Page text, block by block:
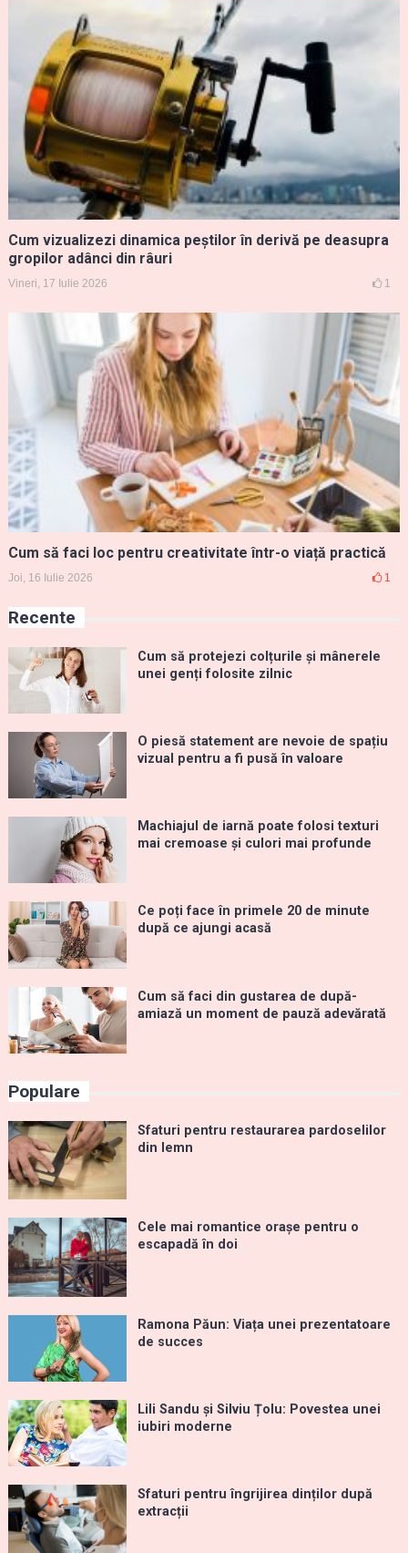
Cum vizualizezi dinamica peștilor în derivă pe deasupra
gropilor adânci din râuri
Vineri, 17 Iulie 2026 1
Cum să faci loc pentru creativitate într-o viață practică
Joi, 16 Iulie 2026 1
Recente
Cum să protejezi colțurile și mânerele
unei genți folosite zilnic
O piesă statement are nevoie de spațiu
vizual pentru a fi pusă în valoare
Machiajul de iarnă poate folosi texturi
mai cremoase și culori mai profunde
Ce poți face în primele 20 de minute
după ce ajungi acasă
Cum să faci din gustarea de după-
amiază un moment de pauză adevărată
Populare
Sfaturi pentru restaurarea pardoselilor
din lemn
Cele mai romantice orașe pentru o
escapadă în doi
Ramona Păun: Viața unei prezentatoare
de succes
Lili Sandu și Silviu Țolu: Povestea unei
iubiri moderne
Sfaturi pentru îngrijirea dinților după
extracții